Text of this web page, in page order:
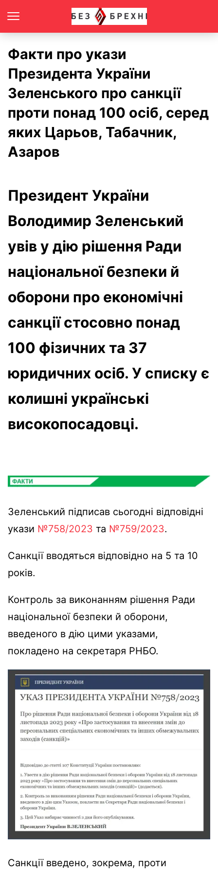
Факти про укази
Президента України
Зеленського про санкції
проти понад 100 осіб, серед
яких Царьов, Табачник,
Азаров
Президент України
Володимир Зеленський
увів у дію рішення Ради
національної безпеки й
оборони про економічні
санкції стосовно понад
100 фізичних та 37
юридичних осіб. У списку є
колишні українські
високопосадовці.
Зеленський підписав сьогодні відповідні
укази №758/2023 та №759/2023.
Санкції вводяться відповідно на 5 та 10
років.
Контроль за виконанням рішення Ради
національної безпеки й оборони,
введеного в дію цими указами,
покладено на секретаря РНБО.
Санкції введено, зокрема, проти